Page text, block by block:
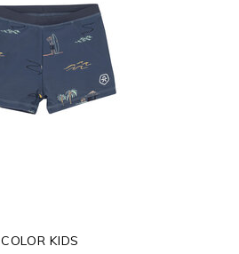
COLOR KIDS